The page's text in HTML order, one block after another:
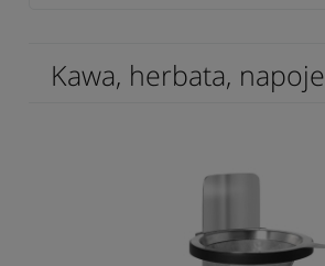
Kawa, herbata, napoje